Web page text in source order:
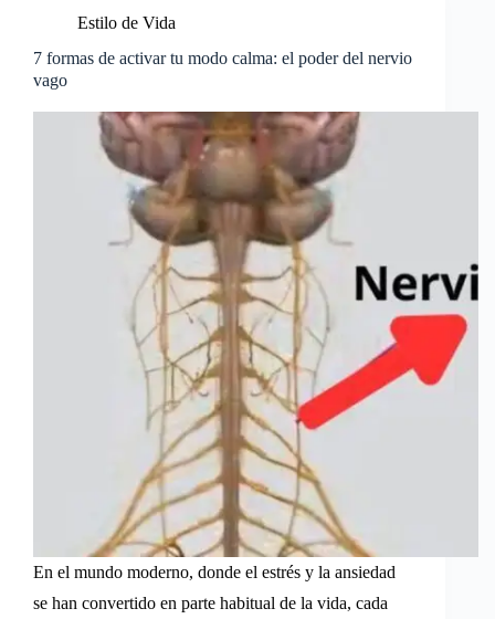
Estilo de Vida
7 formas de activar tu modo calma: el poder del nervio
vago
En el mundo moderno, donde el estrés y la ansiedad
se han convertido en parte habitual de la vida, cada